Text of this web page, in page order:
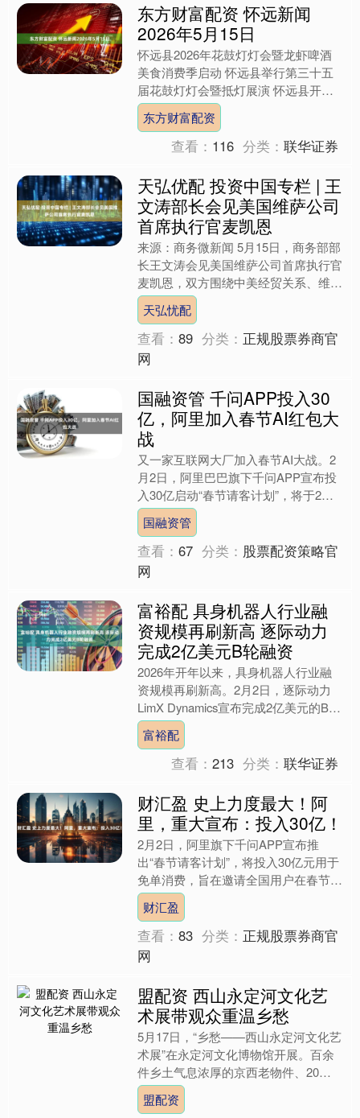
东方财富配资 怀远新闻
2026年5月15日
怀远县2026年花鼓灯灯会暨龙虾啤酒
美食消费季启动 怀远县举行第三十五
届花鼓灯灯会暨抵灯展演 怀远县开展
民法典宣传月法治主题书法活动 怀远
县组织县处级离退休干部....
东方财富配资
查看： 116 分类：联华证券
天弘优配 投资中国专栏 | 王
文涛部长会见美国维萨公司
首席执行官麦凯恩
来源：商务微新闻 5月15日，商务部部
长王文涛会见美国维萨公司首席执行官
麦凯恩，双方围绕中美经贸关系、维萨
公司对华合作等议题进行交流。 来
源：商务部新闻办公室....
天弘忧配
查看：89 分类： 正规股票券商官
网
国融资管 千问APP投入30
亿，阿里加入春节AI红包大
战
又一家互联网大厂加入春节AI大战。2
月2日，阿里巴巴旗下千问APP宣布投
入30亿启动“春节请客计划”，将于2月6
日正式上线。春节期间，千问APP将联
合淘宝闪购、....
国融资管
查看：67 分类： 股票配资策略官
网
富裕配 具身机器人行业融
资规模再刷新高 逐际动力
完成2亿美元B轮融资
2026年开年以来，具身机器人行业融
资规模再刷新高。2月2日，逐际动力
LimX Dynamics宣布完成2亿美元的B轮
融资。本轮融资由多家国内外知名机构
投资人参....
富裕配
查看：213 分类：联华证券
财汇盈 史上力度最大！阿
里，重大宣布：投入30亿！
2月2日，阿里旗下千问APP宣布推
出“春节请客计划”，将投入30亿元用于
免单消费，旨在邀请全国用户在春节期
间体验AI时代吃喝玩乐的全新方式。
据了解，此次计划也....
财汇盈
查看：83 分类： 正规股票券商官
网
盟配资 西山永定河文化艺
术展带观众重温乡愁
5月17日，“乡愁——西山永定河文化艺
术展”在永定河文化博物馆开展。百余
件乡土气息浓厚的京西老物件、20余
位京籍画家的80余幅油画作品展出，
带领观众品读文化、重....
盟配资